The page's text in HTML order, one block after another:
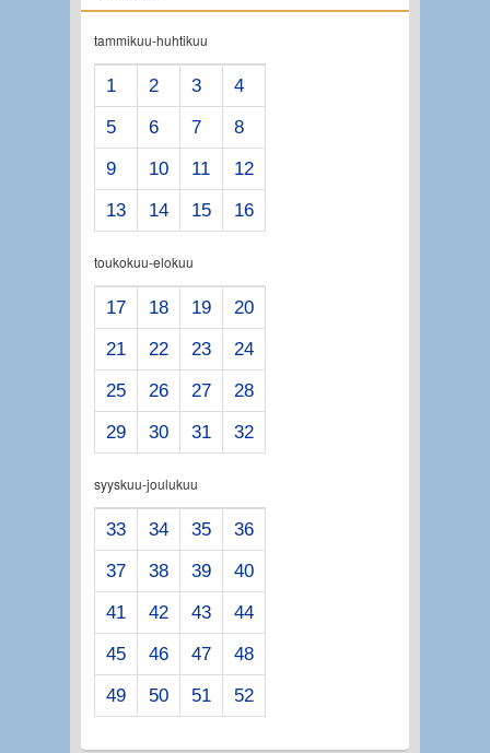
tammikuu-huhtikuu
1 2 3
4
5
6 7
8
9
10 11
12
13
14 15 16
toukokuu-elokuu
17 18 19
20
21
22 23
24
25
26 27
28
29
30 31 32
syyskuu-joulukuu
33 34 35
36
37
38 39
40
41
42 43
44
45
46 47
48
49
50 51 52